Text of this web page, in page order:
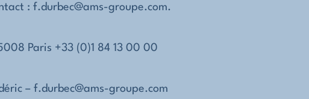
: f.durbec@ams-groupe.com.
Paris +33 (0)1 84 13 00 00
– f.durbec@ams-groupe.com